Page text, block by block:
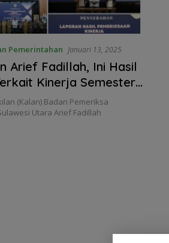
Pemerintahan Januari 13, 2025
Arief Fadillah, Ini Hasil
Kinerja Semester
7 Entitas di Provinsi
(Kalan) Badan Pemeriksa
Utara Arief Fadillah